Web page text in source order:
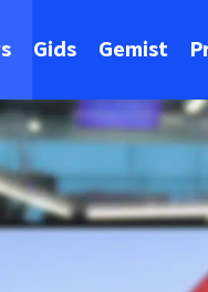
Gids Gemist